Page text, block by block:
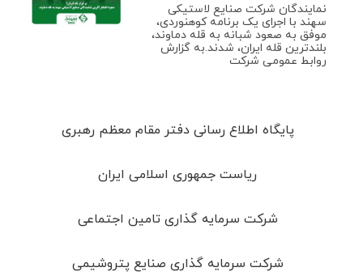
نمایندگان شرکت صنایع لاستیکی
سهند با اجرای یک برنامه کوهنوردی،
موفق به صعود شبانه به قله دماوند،
بلندترین قله ایران، شدند.به گزارش
روابط عمومی شرکت
پایگاه اطلاع رسانی دفتر مقام معظم رهبری
ریاست جمهوری اسلامی ایران
شرکت سرمایه گذاری تامین اجتماعی
شرکت سرمایه گذاری صنایع پتروشیمی